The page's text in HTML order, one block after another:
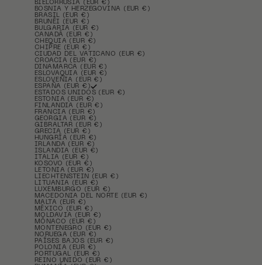
BIELORRUSIA (EUR €)
BOSNIA Y HERZEGOVINA (EUR €)
BRASIL (EUR €)
BRUNÉI (EUR €)
BULGARIA (EUR €)
CANADÁ (EUR €)
CHEQUIA (EUR €)
CHIPRE (EUR €)
CIUDAD DEL VATICANO (EUR €)
CROACIA (EUR €)
DINAMARCA (EUR €)
ESLOVAQUIA (EUR €)
ESLOVENIA (EUR €)
ESPAÑA (EUR €)
ESTADOS UNIDOS (EUR €)
ESTONIA (EUR €)
FINLANDIA (EUR €)
FRANCIA (EUR €)
GEORGIA (EUR €)
GIBRALTAR (EUR €)
GRECIA (EUR €)
HUNGRÍA (EUR €)
IRLANDA (EUR €)
ISLANDIA (EUR €)
ITALIA (EUR €)
KOSOVO (EUR €)
LETONIA (EUR €)
LIECHTENSTEIN (EUR €)
LITUANIA (EUR €)
LUXEMBURGO (EUR €)
MACEDONIA DEL NORTE (EUR €)
MALTA (EUR €)
MÉXICO (EUR €)
MOLDAVIA (EUR €)
MÓNACO (EUR €)
MONTENEGRO (EUR €)
NORUEGA (EUR €)
PAÍSES BAJOS (EUR €)
POLONIA (EUR €)
PORTUGAL (EUR €)
REINO UNIDO (EUR €)